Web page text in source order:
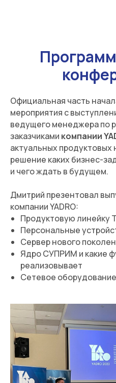
Официальная часть
мероприятия с
ведущего менеджера по
заказчиками компании
актуальных продуктовых
решение каких бизнес-
и чего ждать в будущем.
Дмитрий презентовал
компании YADRO:
Продуктовую линейку
Персональные
Сервер нового
Ядро СУПРИМ и какие
реализовывает
Сетевое оборудование